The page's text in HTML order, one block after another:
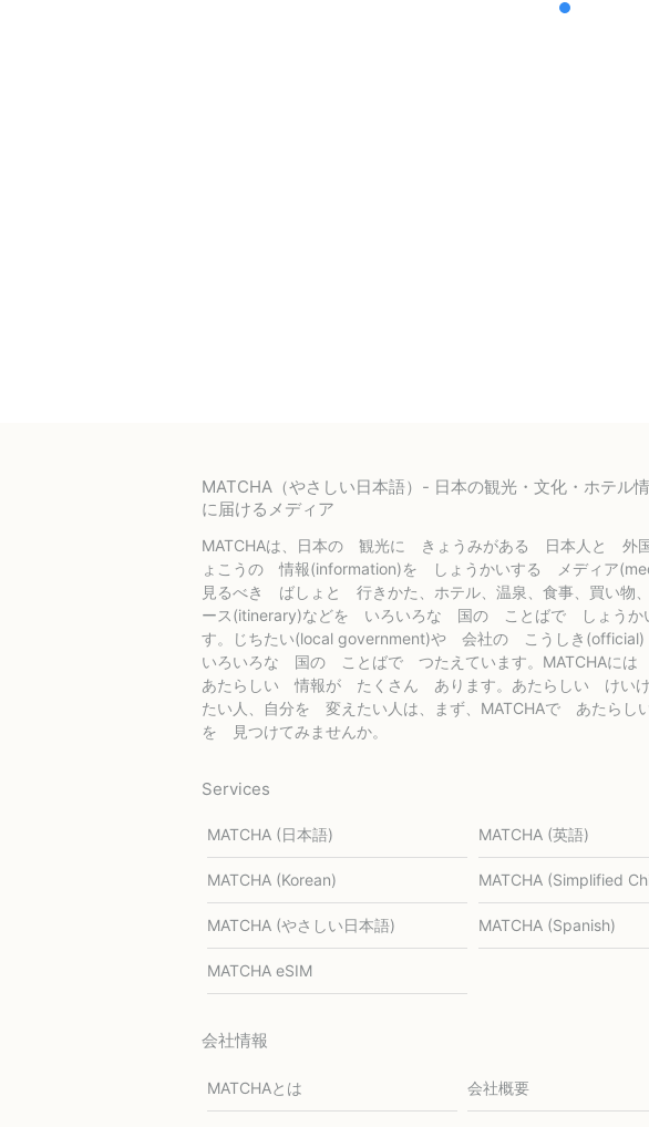
MATCHA（やさしい日本語）- 日本の観光・文化・ホテル
に届けるメディア
MATCHAは、日本の 観光に きょうみがある 日本人と 外
ょこうの 情報(information)を しょうかいする メディア
見るべき ばしょと 行きかた、ホテル、温泉、食事、買い物
ース(itinerary)などを いろいろな 国の ことばで しょうか
す。じちたい(local government)や 会社の こうしき
いろいろな 国の ことばで つたえています。MATCHAに
あたらしい 情報が たくさん あります。あたらしい けい
たい人、自分を 変えたい人は、まず、MATCHAで あたらし
を 見つけてみませんか。
Services
MATCHA (日本語) MATCHA (英語)
MATCHA (Korean) MATCHA (Simplified
MATCHA (やさしい日本語) MATCHA (Spanish)
MATCHA eSIM
会社情報
MATCHAとは 会社概要